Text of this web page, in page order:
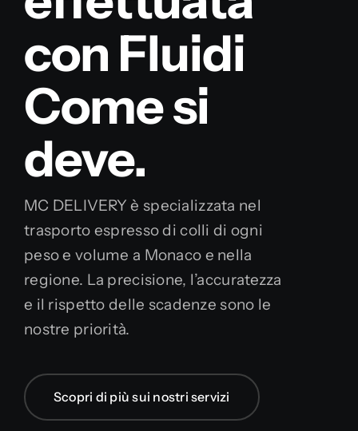
Italiano
con
Come si
deve.
MC DELIVERY è specializzata nel
trasporto espresso di colli di ogni
peso e volume a Monaco e nella
regione. La precisione, l’accuratezza
e il rispetto delle scadenze sono le
nostre priorità.
Scopri di più sui nostri servizi